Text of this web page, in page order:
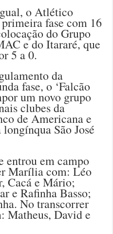
o Atlético
fase com 16
do Grupo
e do Itararé, que
5 a 0.
da
fase, o ‘Falcão
um novo grupo
clubes da
de Americana e
longínqua São José
entrou em campo
Marília com: Léo
Cacá e Mário;
e Rafinha Basso;
No transcorrer
Matheus, David e